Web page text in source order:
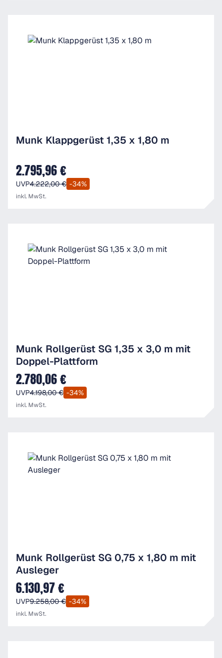
Munk Klappgerüst 1,35 x 1,80 m
Verkaufspreis:
2.795,96 €
UVP4.222,00 € -34%
inkl. MwSt.
Munk Rollgerüst SG 1,35 x 3,0 m mit
Doppel-Plattform
Verkaufspreis:
2.780,06 €
UVP4.198,00 € -34%
inkl. MwSt.
Munk Rollgerüst SG 0,75 x 1,80 m mit
Ausleger
Verkaufspreis:
6.130,97 €
UVP9.258,00 € -34%
inkl. MwSt.